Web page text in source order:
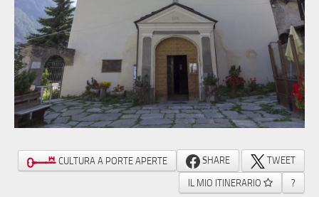
CULTURA A PORTE APERTE SHARE
TWEET
IL MIO ITINERARIO
?